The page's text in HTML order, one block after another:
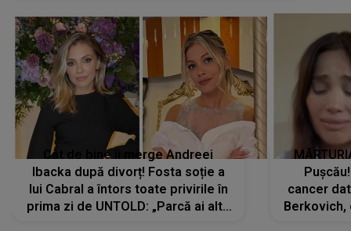
Cât de bine îi merge Andreei
Ibacka după divorț! Fosta soție a
lui Cabral a întors toate privirile în
prima zi de UNTOLD: „Parcă ai altă
cancer
Berkovich,